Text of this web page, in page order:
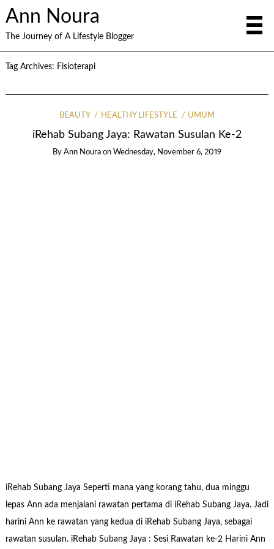
Ann Noura
The Journey of A Lifestyle Blogger
Tag Archives: Fisioterapi
BEAUTY HEALTHY LIFESTYLE UMUM
iRehab Subang Jaya: Rawatan Susulan Ke-2
By Ann Noura on Wednesday, November 6, 2019
iRehab Subang Jaya Seperti mana yang korang tahu, dua minggu
lepas Ann ada menjalani rawatan pertama di iRehab Subang Jaya. Jadi
harini Ann ke rawatan yang kedua di iRehab Subang Jaya, sebagai
rawatan susulan. iRehab Subang Jaya : Sesi Rawatan ke-2 Harini Ann